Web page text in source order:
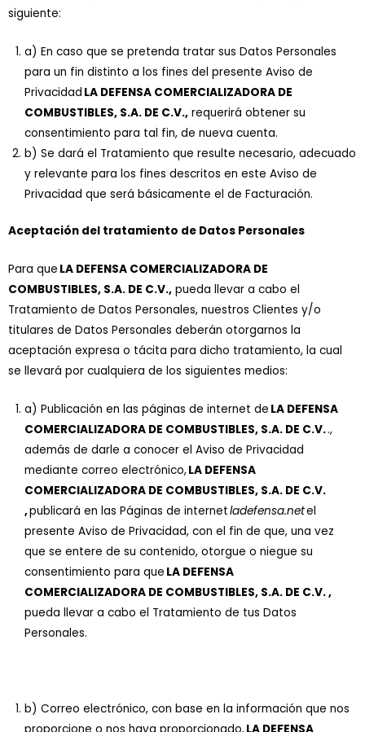
siguiente:
a) En caso que se pretenda tratar sus Datos Personales
para un fin distinto a los fines del presente Aviso de
Privacidad LA DEFENSA COMERCIALIZADORA DE
COMBUSTIBLES, S.A. DE C.V., requerirá obtener su
consentimiento para tal fin, de nueva cuenta.
b) Se dará el Tratamiento que resulte necesario, adecuado
y relevante para los fines descritos en este Aviso de
Privacidad que será básicamente el de Facturación.
Aceptación del tratamiento de Datos Personales
Para que LA DEFENSA COMERCIALIZADORA DE
COMBUSTIBLES, S.A. DE C.V., pueda llevar a cabo el
Tratamiento de Datos Personales, nuestros Clientes y/o
titulares de Datos Personales deberán otorgarnos la
aceptación expresa o tácita para dicho tratamiento, la cual
se llevará por cualquiera de los siguientes medios:
a) Publicación en las páginas de internet de LA DEFENSA
COMERCIALIZADORA DE COMBUSTIBLES, S.A. DE C.V..,
además de darle a conocer el Aviso de Privacidad
mediante correo electrónico,LA DEFENSA
COMERCIALIZADORA DE COMBUSTIBLES, S.A. DE C.V.
,publicará en las Páginas de internetladefensa.netel
presente Aviso de Privacidad, con el fin de que, una vez
que se entere de su contenido, otorgue o niegue su
consentimiento para que LA DEFENSA
COMERCIALIZADORA DE COMBUSTIBLES, S.A. DE C.V. ,
pueda llevar a cabo el Tratamiento de tus Datos
Personales.
b) Correo electrónico, con base en la información que nos
proporcione o nos haya proporcionado,LA DEFENSA